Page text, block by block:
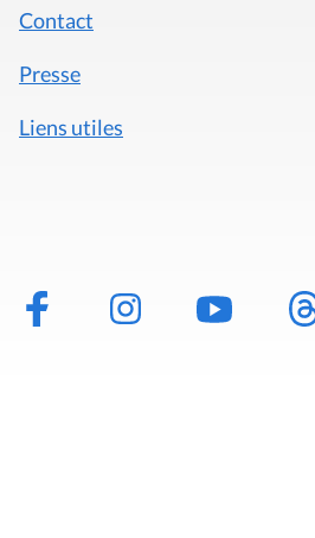
Contact
Presse
Liens utiles